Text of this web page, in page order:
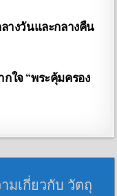
างวันและกลางคืน
ใจ “พระคุ้มครอง
มเกี่ยวกับ วัตถุ